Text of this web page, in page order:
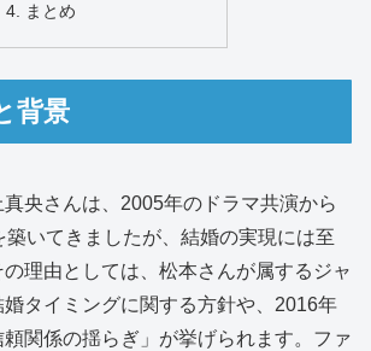
まとめ
背景
央さんは、2005年のドラマ共演から
築いてきましたが、結婚の実現には至
理由としては、松本さんが属するジャ
タイミングに関する方針や、2016年
関係の揺らぎ」が挙げられます。ファ